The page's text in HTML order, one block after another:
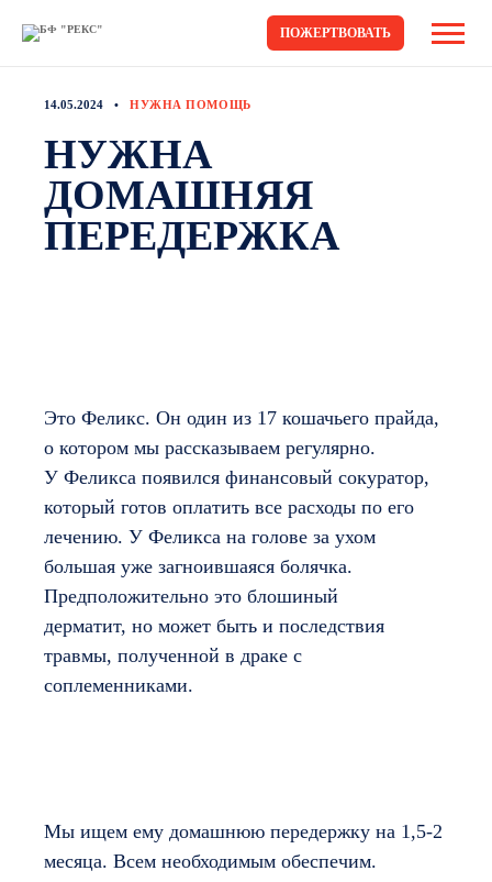
ПОЖЕРТВОВАТЬ
14.05.2024 НУЖНА ПОМОЩЬ
НУЖНА
ДОМАШНЯЯ
ПЕРЕДЕРЖКА
Это Феликс. Он один из 17 кошачьего прайда,
о котором мы рассказываем регулярно.
У Феликса появился финансовый сокуратор,
который готов оплатить все расходы по его
лечению. У Феликса на голове за ухом
большая уже загноившаяся болячка.
Предположительно это блошиный
дерматит, но может быть и последствия
травмы, полученной в драке с
соплеменниками.
Мы ищем ему домашнюю передержку на 1,5-2
месяца. Всем необходимым обеспечим.